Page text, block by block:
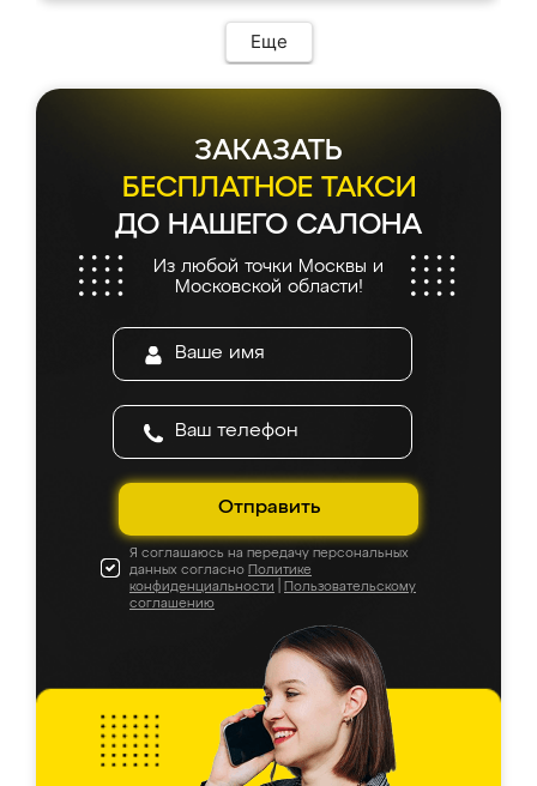
Еще
ЗАКАЗАТЬ
БЕСПЛАТНОЕ ТАКСИ
ДО НАШЕГО САЛОНА
Из любой точки Москвы и
Московской области!
Отправить
Я соглашаюсь на передачу персональных
данных согласно Политике
конфиденциальности
Пользовательскому
соглашению